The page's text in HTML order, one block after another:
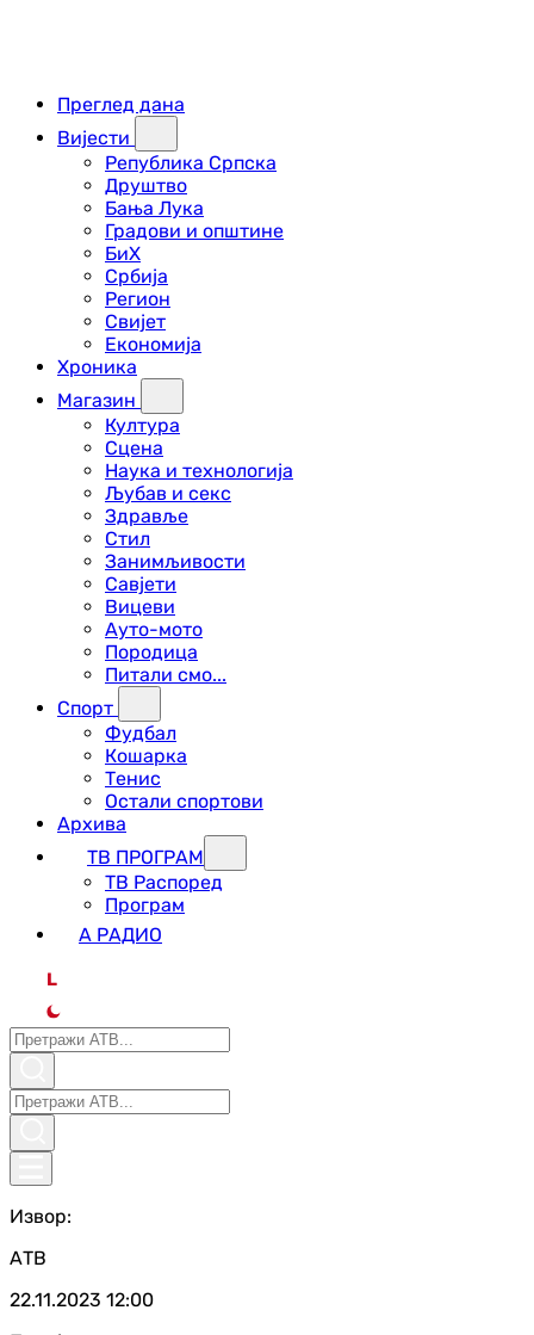
Преглед дана
Вијести
Република Српска
Друштво
Бања Лука
Градови и општине
БиХ
Србија
Регион
Свијет
Економија
Хроника
Магазин
Култура
Сцена
Наука и технологија
Љубав и секс
Здравље
Стил
Занимљивости
Савјети
Вицеви
Ауто-мото
Породица
Питали смо...
Спорт
Фудбал
Кошарка
Тенис
Остали спортови
Архива
ТВ ПРОГРАМ
ТВ Распоред
Програм
А РАДИО
L
Извор:
АТВ
22.11.2023 12:00